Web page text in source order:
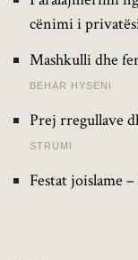
cënimi i
Mashkulli dhe
BEHAR HYSENI
Prej rregullave
STRUMI
Festat joislame